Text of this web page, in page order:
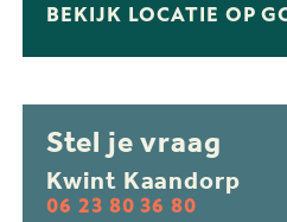
BEKIJK LOCATIE OP
Stel je vraag
Kwint Kaandorp
06 23 80 36 80